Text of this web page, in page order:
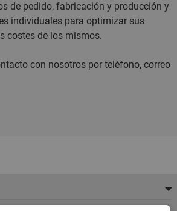
de pedido, fabricación y producción y
individuales para optimizar sus
costes de los mismos.
con nosotros por teléfono, correo